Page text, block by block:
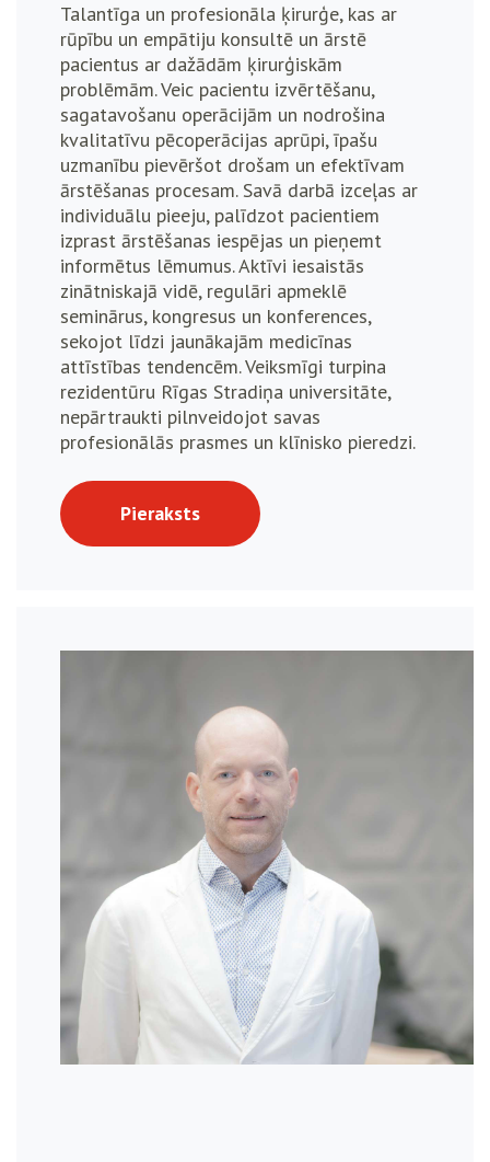
Talantīga un profesionāla ķirurģe, kas ar
rūpību un empātiju konsultē un ārstē
pacientus ar dažādām ķirurģiskām
problēmām. Veic pacientu izvērtēšanu,
sagatavošanu operācijām un nodrošina
kvalitatīvu pēcoperācijas aprūpi, īpašu
uzmanību pievēršot drošam un efektīvam
ārstēšanas procesam. Savā darbā izceļas ar
individuālu pieeju, palīdzot pacientiem
izprast ārstēšanas iespējas un pieņemt
informētus lēmumus. Aktīvi iesaistās
zinātniskajā vidē, regulāri apmeklē
seminārus, kongresus un konferences,
sekojot līdzi jaunākajām medicīnas
attīstības tendencēm. Veiksmīgi turpina
rezidentūru Rīgas Stradiņa universitāte,
nepārtraukti pilnveidojot savas
profesionālās prasmes un klīnisko pieredzi.
Pieraksts